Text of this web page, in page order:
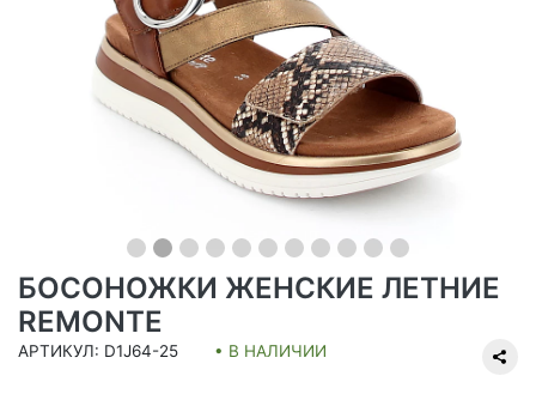
БОСОНОЖКИ ЖЕНСКИЕ ЛЕТНИЕ
REMONTE
АРТИКУЛ: D1J64-25 • В НАЛИЧИИ